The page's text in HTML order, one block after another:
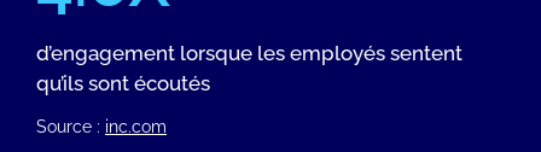
d’engagement lorsque les employés sentent
qu’ils sont écoutés
Source : inc.com